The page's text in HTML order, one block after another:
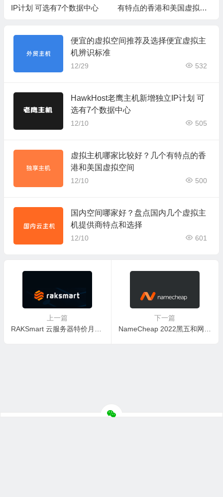
IP计划 可选有7个数据中心
有特点的香港和美国虚拟空
便宜的虚拟空间推荐及选择便宜虚拟主
机辨识标准
12/29 532
HawkHost老鹰主机新增独立IP计划 可
选有7个数据中心
12/10 505
虚拟主机哪家比较好？几个有特点的香
港和美国虚拟空间
12/10 500
国内空间哪家好？盘点国内几个虚拟主
机提供商特点和选择
12/10 601
上一篇
下一篇